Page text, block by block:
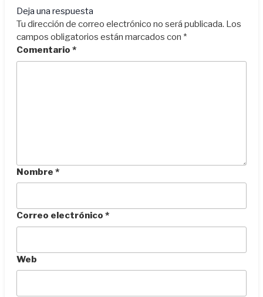
Deja una respuesta
Tu dirección de correo electrónico no será publicada. Los
campos obligatorios están marcados con *
Comentario *
Nombre *
Correo electrónico *
Web